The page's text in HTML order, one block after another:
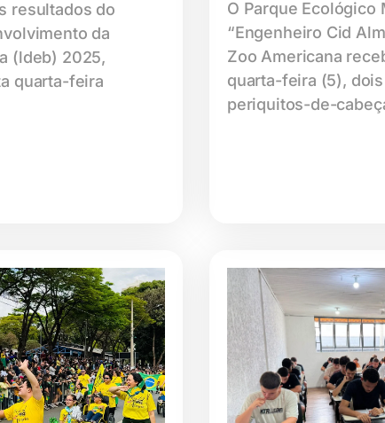
resultados do
da
(ldeb) 2025,
quarta-feira
O Parque Ecológico
“Engenheiro Cid
Zoo Americana
quarta-feira (5),
periquitos-de-